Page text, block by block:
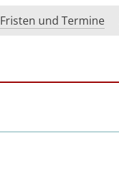
Fristen und Termine